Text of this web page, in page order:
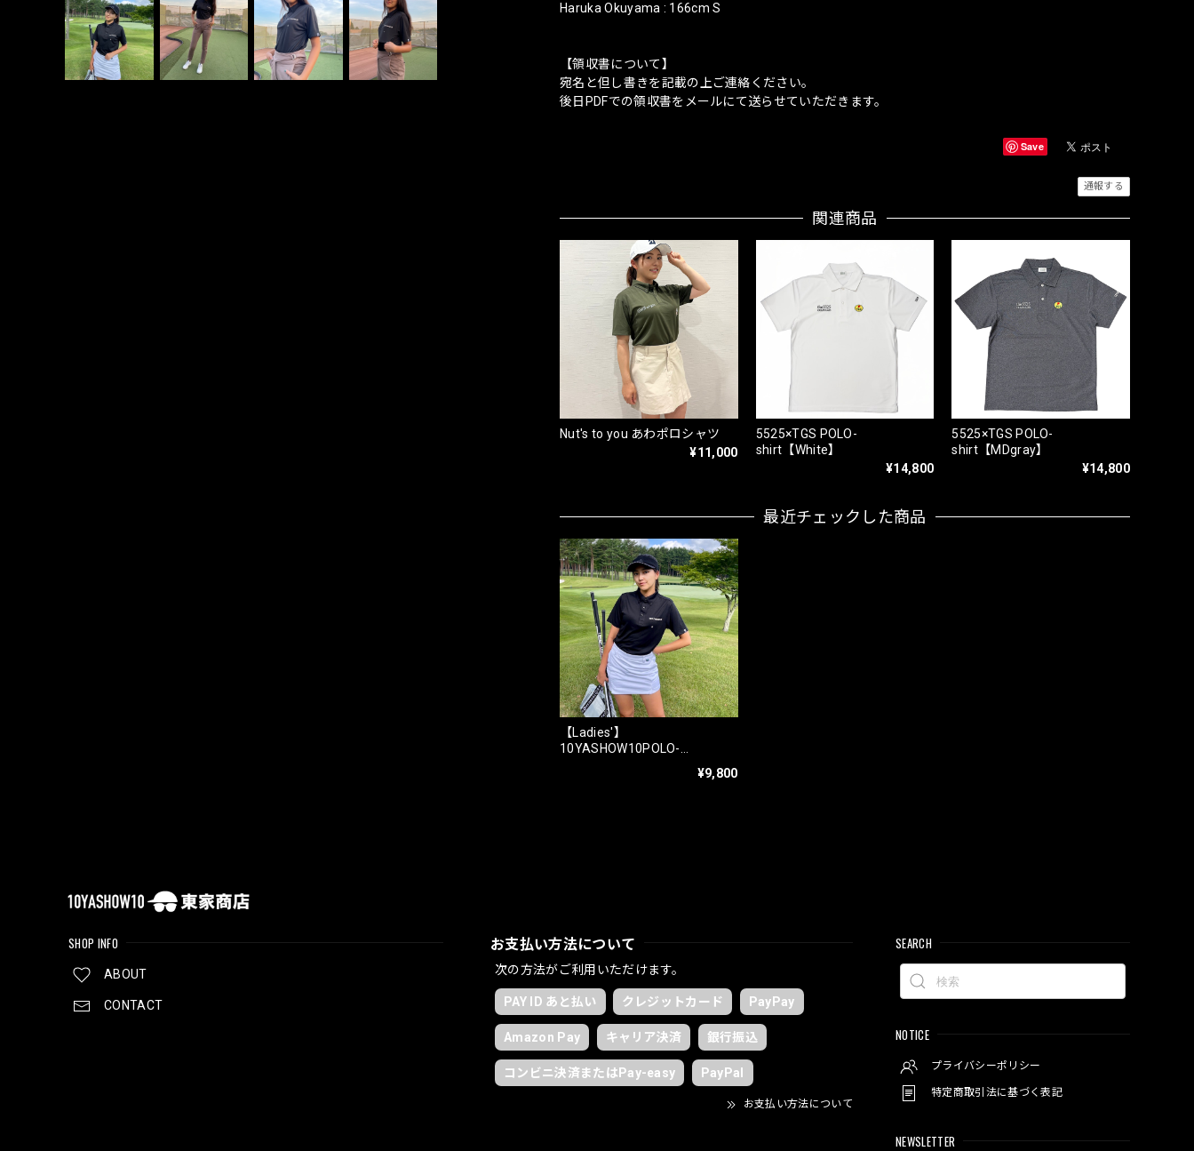
Haruka Okuyama : 166cm S
【領収書について】
宛名と但し書きを記載の上ご連絡ください。
後日PDFでの領収書をメールにて送らせていただきます。
Save
通報する
関連商品
Nut's to you あわポロシャツ
¥11,000
5525×TGS POLO-
shirt【White】
¥14,800
5525×TGS POLO-
shirt【MDgray】
¥14,800
最近チェックした商品
【Ladies'】
10YASHOW10POLO-
¥9,800
SHOP INFO
ABOUT
CONTACT
お支払い方法について
次の方法がご利用いただけます。
PAY ID あと払い クレジットカード PayPay
Amazon Pay キャリア決済 銀行振込
コンビニ決済またはPay-easy PayPal
お支払い方法について
SEARCH
NOTICE
プライバシーポリシー
特定商取引法に基づく表記
NEWSLETTER